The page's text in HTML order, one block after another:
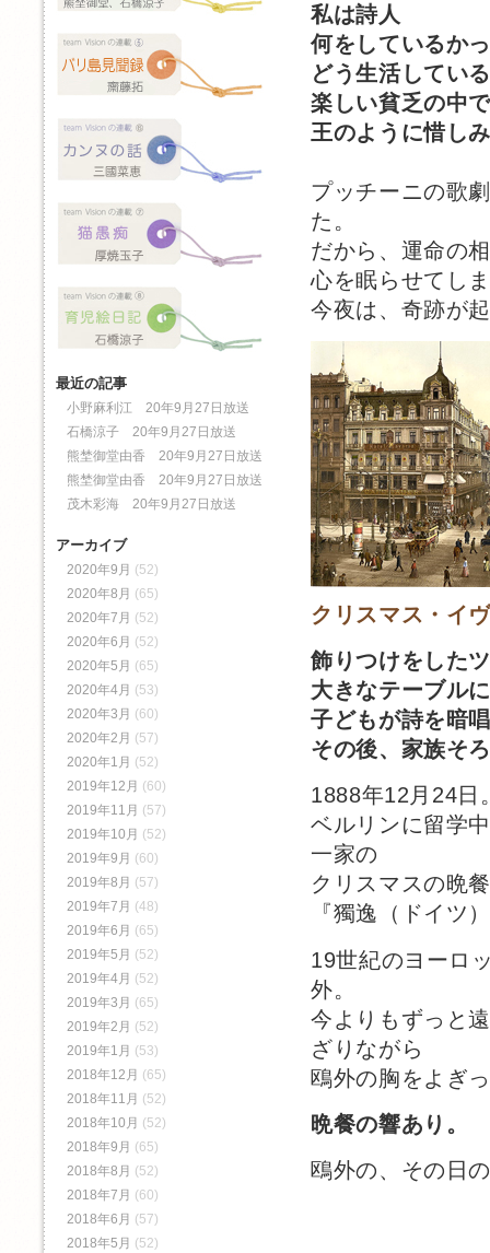
私は詩人
何をしているか
どう生活してい
楽しい貧乏の中
王のように惜し
プッチーニの歌
た。
だから、運命の
心を眠らせてし
今夜は、奇跡が
クリスマス・
飾りつけをした
大きなテーブル
子どもが詩を暗
その後、家族そ
1888年12月24日
ベルリンに留学
一家の
クリスマスの晩
『獨逸（ドイツ
19世紀のヨーロ
外。
今よりもずっと
ざりながら
鴎外の胸をよぎ
晩餐の響あり。
鴎外の、その日
最近の記事
小野麻利江 20年9月27日放送
石橋涼子 20年9月27日放送
熊埜御堂由香 20年9月27日放送
熊埜御堂由香 20年9月27日放送
茂木彩海 20年9月27日放送
アーカイブ
2020年9月 (52)
2020年8月 (65)
2020年7月 (52)
2020年6月 (52)
2020年5月 (65)
2020年4月 (53)
2020年3月 (60)
2020年2月 (57)
2020年1月 (52)
2019年12月 (60)
2019年11月 (57)
2019年10月 (52)
2019年9月 (60)
2019年8月 (57)
2019年7月 (48)
2019年6月 (65)
2019年5月 (52)
2019年4月 (52)
2019年3月 (65)
2019年2月 (52)
2019年1月 (53)
2018年12月 (65)
2018年11月 (52)
2018年10月 (52)
2018年9月 (65)
2018年8月 (52)
2018年7月 (60)
2018年6月 (57)
2018年5月 (52)